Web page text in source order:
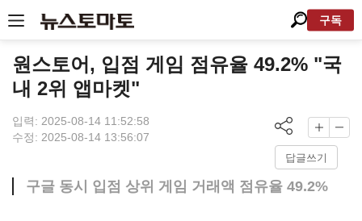
구독
원스토어, 입점 게임 점유율 49.2% "국
내 2위 앱마켓"
입력: 2025-08-14 11:52:58
수정: 2025-08-14 13:56:07
답글쓰기
구글 동시 입점 상위 게임 거래액 점유율 49.2%